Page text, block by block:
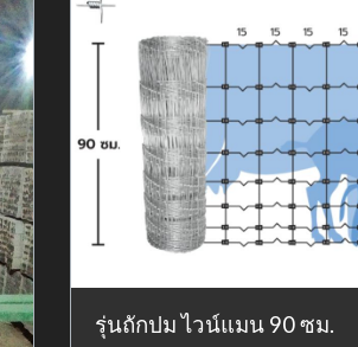
รุ่นถักปม ไวน์แมน 90 ซม.